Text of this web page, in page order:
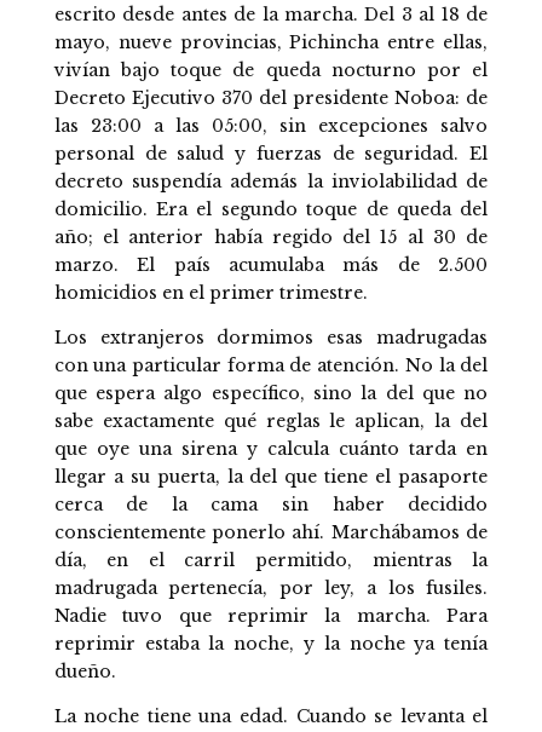
escrito desde antes de la marcha. Del 3 al 18 de
mayo, nueve provincias, Pichincha entre ellas,
vivían bajo toque de queda nocturno por el
Decreto Ejecutivo 370 del presidente Noboa: de
las 23:00 a las 05:00, sin excepciones salvo
personal de salud y fuerzas de seguridad. El
decreto suspendía además la inviolabilidad de
domicilio. Era el segundo toque de queda del
año; el anterior había regido del 15 al 30 de
marzo. El país acumulaba más de 2.500
homicidios en el primer trimestre.
Los extranjeros dormimos esas madrugadas
con una particular forma de atención. No la del
que espera algo específico, sino la del que no
sabe exactamente qué reglas le aplican, la del
que oye una sirena y calcula cuánto tarda en
llegar a su puerta, la del que tiene el pasaporte
cerca de la cama sin haber decidido
conscientemente ponerlo ahí. Marchábamos de
día, en el carril permitido, mientras la
madrugada pertenecía, por ley, a los fusiles.
Nadie tuvo que reprimir la marcha. Para
reprimir estaba la noche, y la noche ya tenía
dueño.
La noche tiene una edad. Cuando se levanta el